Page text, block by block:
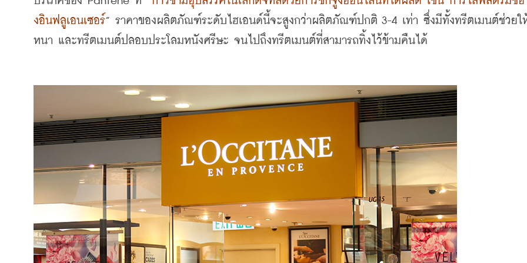
งอินฟลูเอนเซอร์” ราคาของผลิตภัณฑ์ระดับไฮเอนด์นี้จะสูงกว่าผลิตภัณฑ์ปกติ 3-4 เท่า ซึ่งมีทั้งทรีตเมนต์ช่วยใ
หนา และทรีตเมนต์ปลอบประโลมหนังศรีษะ จนไปถึงทรีตเมนต์ที่สามารถทิ้งไว้ข้ามคืนได้